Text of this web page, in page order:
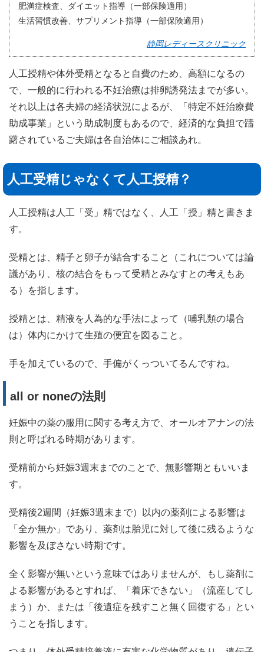
肥満症検査、ダイエット指導（一部保険適用）
生活習慣改善、サプリメント指導（一部保険適用）
静岡レディースクリニック
人工授精や体外受精となると自費のため、高額になるの
で、一般的に行われる不妊治療は排卵誘発法までが多い。
それ以上は各夫婦の経済状況によるが、「特定不妊治療費
助成事業」という助成制度もあるので、経済的な負担で躊
躇されているご夫婦は各自治体にご相談あれ。
人工受精じゃなくて人工授精？
人工授精は人工「受」精ではなく、人工「授」精と書きま
す。
受精とは、精子と卵子が結合すること（これについては論
議があり、核の結合をもって受精とみなすとの考えもあ
る）を指します。
授精とは、精液を人為的な手法によって（哺乳類の場合
は）体内にかけて生殖の便宜を図ること。
手を加えているので、手偏がくっついてるんですね。
all or noneの法則
妊娠中の薬の服用に関する考え方で、オールオアナンの法
則と呼ばれる時期があります。
受精前から妊娠3週末までのことで、無影響期ともいいま
す。
受精後2週間（妊娠3週末まで）以内の薬剤による影響は
「全か無か」であり、薬剤は胎児に対して後に残るような
影響を及ぼさない時期です。
全く影響が無いという意味ではありませんが、もし薬剤に
よる影響があるとすれば、「着床できない」（流産してし
まう）か、または「後遺症を残すこと無く回復する」とい
うことを指します。